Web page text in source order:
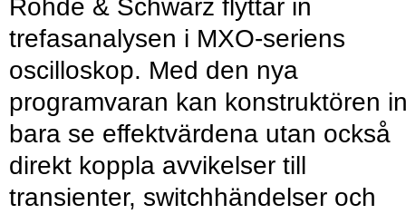
Rohde & Schwarz flyttar in
trefasanalysen i MXO-seriens
oscilloskop. Med den nya
programvaran kan konstruktören
bara se effektvärdena utan också
direkt koppla avvikelser till
transienter, switchhändelser och